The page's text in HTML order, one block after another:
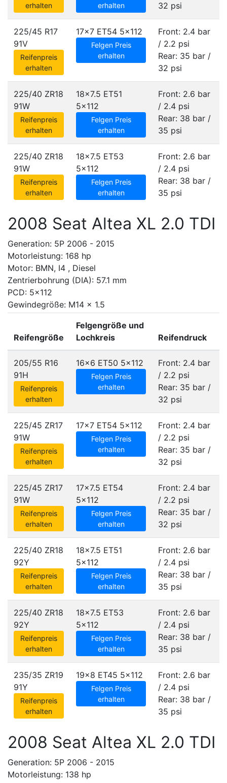
erhalten
erhalten
32 psi
225/45 R17
91V
Reifenpreis
erhalten
17x7 ET54 5x112
Felgen Preis
erhalten
Front: 2.4 bar
/ 2.2 psi
Rear: 35 bar /
32 psi
225/40 ZR18
91W
Reifenpreis
erhalten
18x7.5 ET51
5x112
Felgen Preis
erhalten
Front: 2.6 bar
/ 2.4 psi
Rear: 38 bar /
35 psi
225/40 ZR18
91W
Reifenpreis
erhalten
18x7.5 ET53
5x112
Felgen Preis
erhalten
Front: 2.6 bar
/ 2.4 psi
Rear: 38 bar /
35 psi
2008 Seat Altea XL 2.0 TDI
Generation: 5P 2006 - 2015
Motorleistung: 168 hp
Motor: BMN, I4 , Diesel
Zentrierbohrung (DIA): 57.1 mm
PCD: 5x112
Gewindegröße: M14 x 1.5
Reifengröße
Felgengröße und
Lochkreis
Reifendruck
205/55 R16
91H
Reifenpreis
erhalten
16x6 ET50 5x112
Felgen Preis
erhalten
Front: 2.4 bar
/ 2.2 psi
Rear: 35 bar /
32 psi
225/45 ZR17
91W
Reifenpreis
erhalten
17x7 ET54 5x112
Felgen Preis
erhalten
Front: 2.4 bar
/ 2.2 psi
Rear: 35 bar /
32 psi
225/45 ZR17
91W
Reifenpreis
erhalten
17x7.5 ET54
5x112
Felgen Preis
erhalten
Front: 2.4 bar
/ 2.2 psi
Rear: 35 bar /
32 psi
225/40 ZR18
92Y
Reifenpreis
erhalten
18x7.5 ET51
5x112
Felgen Preis
erhalten
Front: 2.6 bar
/ 2.4 psi
Rear: 38 bar /
35 psi
225/40 ZR18
92Y
Reifenpreis
erhalten
18x7.5 ET53
5x112
Felgen Preis
erhalten
Front: 2.6 bar
/ 2.4 psi
Rear: 38 bar /
35 psi
235/35 ZR19
91Y
Reifenpreis
erhalten
19x8 ET45 5x112
Felgen Preis
erhalten
Front: 2.6 bar
/ 2.4 psi
Rear: 38 bar /
35 psi
2008 Seat Altea XL 2.0 TDI
Generation: 5P 2006 - 2015
Motorleistung: 138 hp